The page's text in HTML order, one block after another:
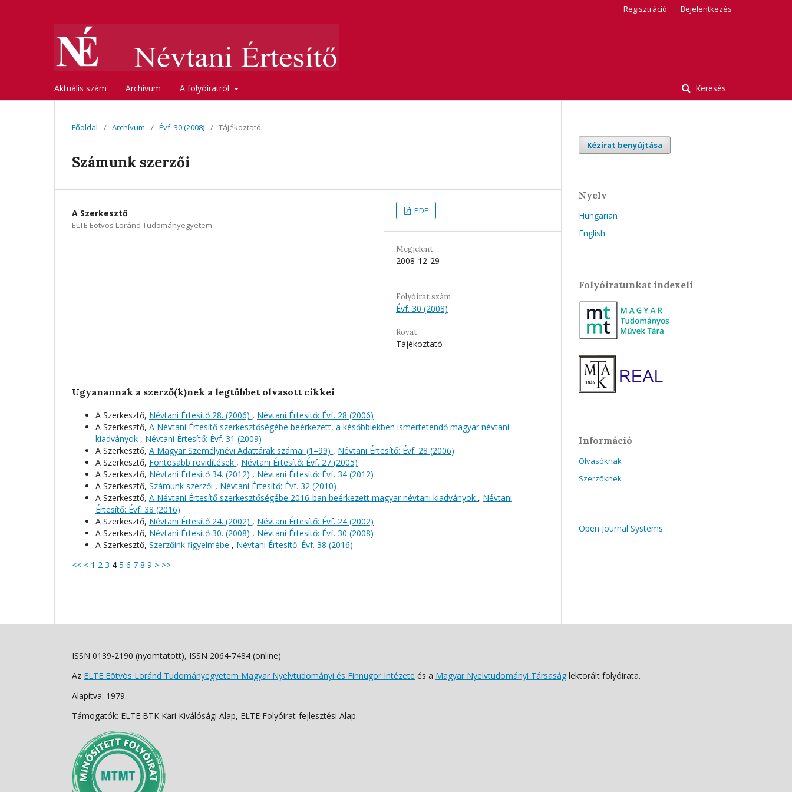
Aktuális szám Archívum A folyóiratról Keresés
Regisztráció Bejelentkezés
Főoldal / Archívum / Évf. 30 (2008) / Tájékoztató
Számunk szerzői
A Szerkesztő
ELTE Eötvös Loránd Tudományegyetem
PDF
Megjelent
2008-12-29
Folyóirat szám
Évf. 30 (2008)
Rovat
Tájékoztató
Ugyanannak a szerző(k)nek a legtöbbet olvasott cikkei
A Szerkesztő, Névtani Értesítő 28. (2006) , Névtani Értesítő: Évf. 28 (2006)
A Szerkesztő, A Névtani Értesítő szerkesztőségébe beérkezett, a későbbiekben ismertetendő magyar névtani
kiadványok , Névtani Értesítő: Évf. 31 (2009)
A Szerkesztő, A Magyar Személynévi Adattárak számai (1–99) , Névtani Értesítő: Évf. 28 (2006)
A Szerkesztő, Fontosabb rövidítések , Névtani Értesítő: Évf. 27 (2005)
A Szerkesztő, Névtani Értesítő 34. (2012) , Névtani Értesítő: Évf. 34 (2012)
A Szerkesztő, Számunk szerzői , Névtani Értesítő: Évf. 32 (2010)
A Szerkesztő, A Névtani Értesítő szerkesztőségébe 2016-ban beérkezett magyar névtani kiadványok , Névtani
Értesítő: Évf. 38 (2016)
A Szerkesztő, Névtani Értesítő 24. (2002) , Névtani Értesítő: Évf. 24 (2002)
A Szerkesztő, Névtani Értesítő 30. (2008) , Névtani Értesítő: Évf. 30 (2008)
A Szerkesztő, Szerzőink figyelmébe , Névtani Értesítő: Évf. 38 (2016)
<< < 1 2 3 4 5 6 7 8 9 > >>
Kézirat benyújtása
Nyelv
Hungarian
English
Folyóiratunkat indexeli
Információ
Olvasóknak
Szerzőknek
Open Journal Systems
ISSN 0139-2190 (nyomtatott), ISSN 2064-7484 (online)
Az ELTE Eötvös Loránd Tudományegyetem Magyar Nyelvtudományi és Finnugor Intézete és a Magyar Nyelvtudományi Társaság lektorált folyóirata.
Alapítva: 1979.
Támogatók: ELTE BTK Kari Kiválósági Alap, ELTE Folyóirat-fejlesztési Alap.